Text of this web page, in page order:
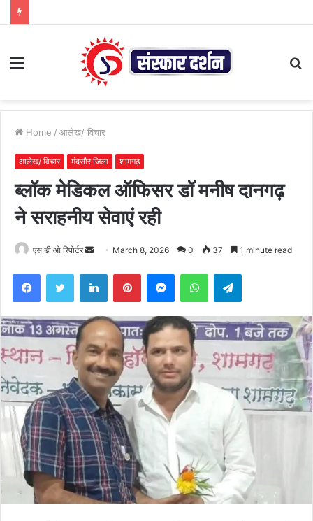
Menu
Home / आलेख/ विचार
आलेख/ विचार मंदसौर जिला शामगढ़
ब्लॉक मेडिकल ऑफिसर डॉ मनीष दानगढ़
ने सराहनीय सेवाएं रही
एस डी ओ रिपोर्टर
Send March 8, 2026 0 37 1 minute read
FacebookTwitter LinkedInPinterestMessengerWhatsAppTelegram